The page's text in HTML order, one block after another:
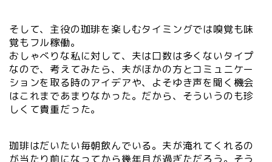
そして、主役の珈琲を楽しむタイミングでは嗅覚も味
覚もフル稼働。
おしゃべりな私に対して、夫は口数は多くないタイプ
なので、考えてみたら、夫がほかの方とコミュニケー
ションを取る時のアイデアや、よそゆき声を聞く機会
はこれまであまりなかった。だから、そういうのも珍
しくて貴重だった。
珈琲はだいたい毎朝飲んでいる。夫が淹れてくれるの
が当たり前になってから幾年月が過ぎただろう。そう